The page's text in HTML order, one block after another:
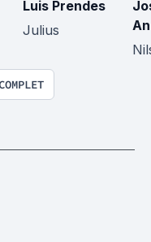
Luis Prendes
Julius